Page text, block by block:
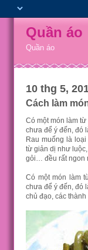
Quần áo
Quần áo
10 thg 5,
Cách làm
Có một món làm
chưa để ý đến, đó
Rau muống là
từ giản dị như
gỏi… đều rất ngon
Có một món làm
chưa để ý đến, đó
chủ đạo, các